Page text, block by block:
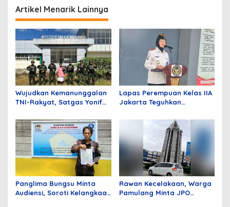
p
o
s
Artikel Menarik Lainnya
Wujudkan Kemanunggalan
TNI-Rakyat, Satgas Yonif
Kesehatan di Distrik
Benawa
Lapas Perempuan Kelas IIA
Jakarta Teguhkan
dan Handphone Lewat Apel
Ikrar Bersama
Panglima Bungsu Minta
Audiensi, Soroti Kelangkaan
Rawan Kecelakaan, Warga
Pamulang Minta JPO